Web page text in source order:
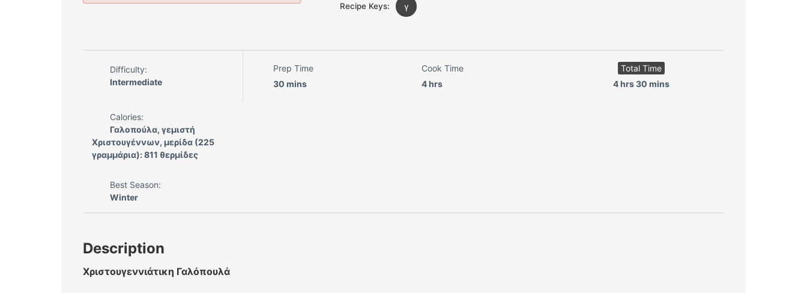
Recipe Keys: γ
Difficulty:
Intermediate
Prep Time
30 mins
Cook Time
4 hrs
Total Time
4 hrs 30 mins
Calories:
Γαλοπούλα, γεμιστή
Χριστουγέννων, μερίδα (225
γραμμάρια): 811 θερμίδες
Best Season:
Winter
Description
Χριστουγεννιάτικη Γαλόπουλά